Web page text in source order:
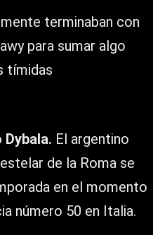
terminaban con
para sumar algo
tímidas
Dybala. El argentino
de la Roma se
en el momento
número 50 en Italia.